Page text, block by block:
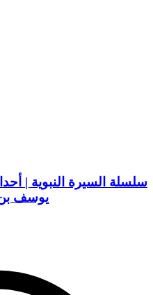
سلسلة السيرة النبوية |
يوسف بن